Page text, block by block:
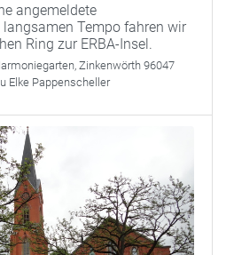
angemeldete
Tempo fahren wir
Ring zur ERBA-Insel.
Zinkenwörth 96047
Elke Pappenscheller